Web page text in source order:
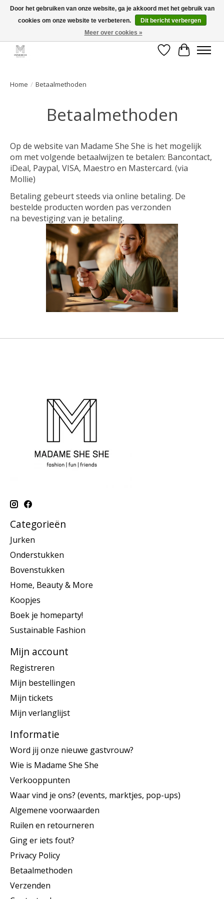
GRATIS verzending vanaf €50 voor BE - €75 voor NL - After pay mogelijk!
Verlanglijst
Home / Betaalmethoden
Betaalmethoden
Op de website van Madame She She is het mogelijk
om met volgende betaalwijzen te betalen: Bancontact,
iDeal, Paypal, VISA, Maestro en Mastercard. (via
Mollie)
Betaling gebeurt steeds via online betaling. De
bestelde producten worden pas verzonden
na bevestiging van je betaling.
Categorieën
Jurken
Onderstukken
Bovenstukken
Home, Beauty & More
Koopjes
Boek je homeparty!
Sustainable Fashion
Mijn account
Registreren
Mijn bestellingen
Mijn tickets
Mijn verlanglijst
Informatie
Word jij onze nieuwe gastvrouw?
Wie is Madame She She
Verkooppunten
Waar vind je ons? (events, marktjes, pop-ups)
Algemene voorwaarden
Ruilen en retourneren
Ging er iets fout?
Privacy Policy
Betaalmethoden
Verzenden
Door het gebruiken van onze website, ga je akkoord met het gebruik van
cookies om onze website te verbeteren.
Dit bericht verbergen
Meer over cookies »